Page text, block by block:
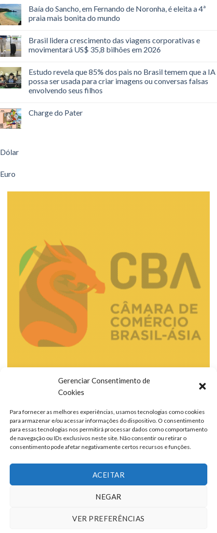
Gerenciar Consentimento de
Cookies
Para fornecer as melhores experiências, usamos tecnologias como cookies
para armazenar e/ou acessar informações do dispositivo. O consentimento
para essas tecnologias nos permitirá processar dados como comportamento
de navegação ou IDs exclusivos neste site. Não consentir ou retirar o
consentimento pode afetar negativamente certos recursos e funções.
ACEITAR
NEGAR
VER PREFERÊNCIAS
Baía do Sancho, em Fernando de Noronha, é eleita a 4ª
praia mais bonita do mundo
Brasil lidera crescimento das viagens corporativas e
movimentará US$ 35,8 bilhões em 2026
Estudo revela que 85% dos pais no Brasil temem que a IA
possa ser usada para criar imagens ou conversas falsas
envolvendo seus filhos
Charge do Pater
Dólar
Euro